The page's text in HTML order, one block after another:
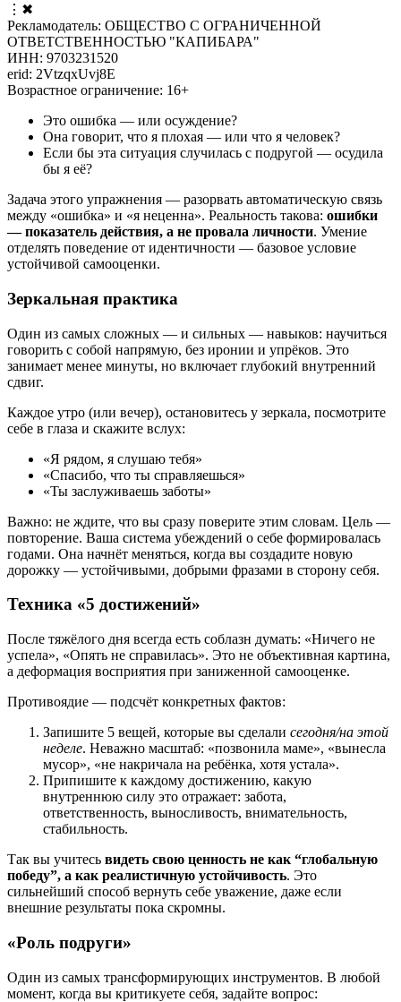
⋮ ✖
Рекламодатель: ОБЩЕСТВО С ОГРАНИЧЕННОЙ
ОТВЕТСТВЕННОСТЬЮ "КАПИБАРА"
ИНН: 9703231520
erid: 2VtzqxUvj8E
Возрастное ограничение: 16+
Это ошибка — или осуждение?
Она говорит, что я плохая — или что я человек?
Если бы эта ситуация случилась с подругой — осудила
бы я её?
Задача этого упражнения — разорвать автоматическую связь
между «ошибка» и «я неценна». Реальность такова: ошибки
— показатель действия, а не провала личности. Умение
отделять поведение от идентичности — базовое условие
устойчивой самооценки.
Зеркальная практика
Один из самых сложных — и сильных — навыков: научиться
говорить с собой напрямую, без иронии и упрёков. Это
занимает менее минуты, но включает глубокий внутренний
сдвиг.
Каждое утро (или вечер), остановитесь у зеркала, посмотрите
себе в глаза и скажите вслух:
«Я рядом, я слушаю тебя»
«Спасибо, что ты справляешься»
«Ты заслуживаешь заботы»
Важно: не ждите, что вы сразу поверите этим словам. Цель —
повторение. Ваша система убеждений о себе формировалась
годами. Она начнёт меняться, когда вы создадите новую
дорожку — устойчивыми, добрыми фразами в сторону себя.
Техника «5 достижений»
После тяжёлого дня всегда есть соблазн думать: «Ничего не
успела», «Опять не справилась». Это не объективная картина,
а деформация восприятия при заниженной самооценке.
Противоядие — подсчёт конкретных фактов:
Запишите 5 вещей, которые вы сделали сегодня/на этой
неделе. Неважно масштаб: «позвонила маме», «вынесла
мусор», «не накричала на ребёнка, хотя устала».
Припишите к каждому достижению, какую
внутреннюю силу это отражает: забота,
ответственность, выносливость, внимательность,
стабильность.
Так вы учитесь видеть свою ценность не как “глобальную
победу”, а как реалистичную устойчивость. Это
сильнейший способ вернуть себе уважение, даже если
внешние результаты пока скромны.
«Роль подруги»
Один из самых трансформирующих инструментов. В любой
момент, когда вы критикуете себя, задайте вопрос: